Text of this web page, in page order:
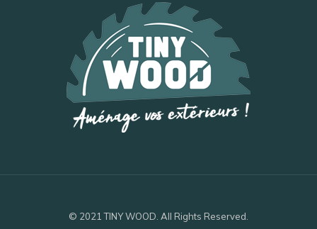
© 2021 TINY WOOD. All Rights Reserved.